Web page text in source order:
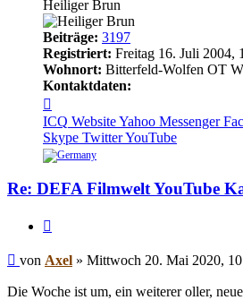
Heiliger Brun
Beiträge: 3197
Registriert: Freitag 16. Juli 2004,
Wohnort: Bitterfeld-Wolfen OT
Kontaktdaten:
von
Axel
ICQ WebsiteYahoo Messenger
Skype TwitterYouTube
Re: DEFA Filmwelt YouTube
Beitrag
von Axel » Mittwoch 20. Mai 2020,
Die Woche ist um, ein weiterer oller,